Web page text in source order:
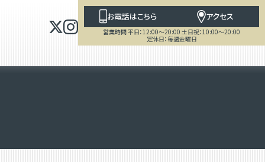
お電話はこちら アクセス
営業時間 平日：12:00～20:00 土日祝：10:00～20:00
定休日：毎週金曜日